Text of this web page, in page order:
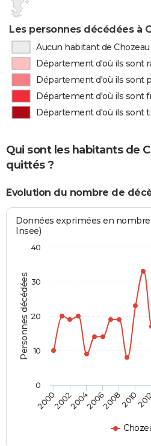
Les personnes décédées à
Aucun habitant de
Département d'où ils sont
Département d'où ils sont
Département d'où ils sont
Département d'où ils sont
Qui sont les habitants de
quittés ?
Evolution du nombre de
Personnes décédées
Données exprimées en nombre
Insee)
200020022004200620082010
0
10
20
30
40